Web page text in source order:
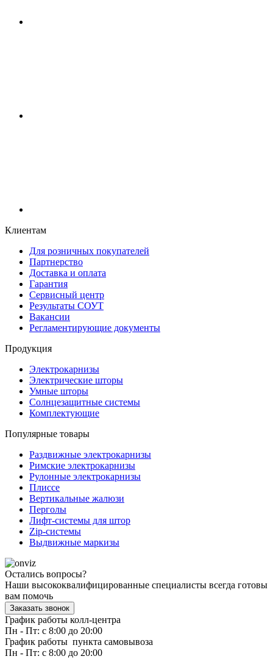
Клиентам
Для розничных покупателей
Партнерство
Доставка и оплата
Гарантия
Сервисный центр
Результаты СОУТ
Вакансии
Регламентирующие документы
Продукция
Электрокарнизы
Электрические шторы
Умные шторы
Солнцезащитные системы
Комплектующие
Популярные товары
Раздвижные электрокарнизы
Римские электрокарнизы
Рулонные электрокарнизы
Плиссе
Вертикальные жалюзи
Перголы
Лифт-системы для штор
Zip-системы
Выдвижные маркизы
Остались вопросы?
Наши высококвалифицированные специалисты всегда готовы
вам помочь
Заказать звонок
График работы колл-центра
Пн - Пт: с 8:00 до 20:00
График работы пункта самовывоза
Пн - Пт: с 8:00 до 20:00